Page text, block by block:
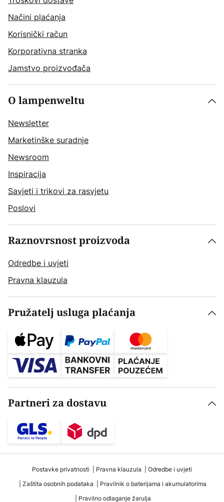
Načini plaćanja
Korisnički račun
Korporativna stranka
Jamstvo proizvođača
O lampenweltu
Newsletter
Marketinške suradnje
Newsroom
Inspiracija
Savjeti i trikovi za rasvjetu
Poslovi
Raznovrsnost proizvoda
Odredbe i uvjeti
Pravna klauzula
Pružatelj usluga plaćanja
Partneri za dostavu
Postavke privatnosti Pravna klauzula
Odredbe i uvjeti
Zaštita osobnih podataka
Pravilnik o baterijama i akumulatorima
Pravilno odlaganje žarulja